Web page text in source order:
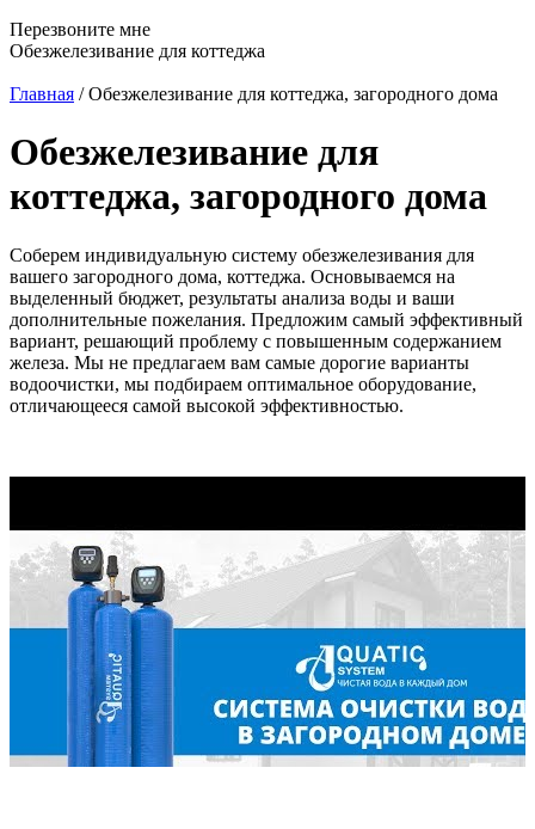
Перезвоните мне
Обезжелезивание для коттеджа
Главная /Обезжелезивание для коттеджа, загородного дома
Обезжелезивание для
коттеджа, загородного дома
Соберем индивидуальную систему обезжелезивания для
вашего загородного дома, коттеджа. Основываемся на
выделенный бюджет, результаты анализа воды и ваши
дополнительные пожелания. Предложим самый эффективный
вариант, решающий проблему с повышенным содержанием
железа. Мы не предлагаем вам самые дорогие варианты
водоочистки, мы подбираем оптимальное оборудование,
отличающееся самой высокой эффективностью.